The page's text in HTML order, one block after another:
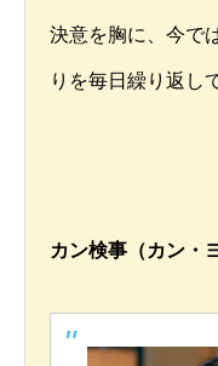
決意を胸に、今で
りを毎日繰り返し
カン検事（カン・